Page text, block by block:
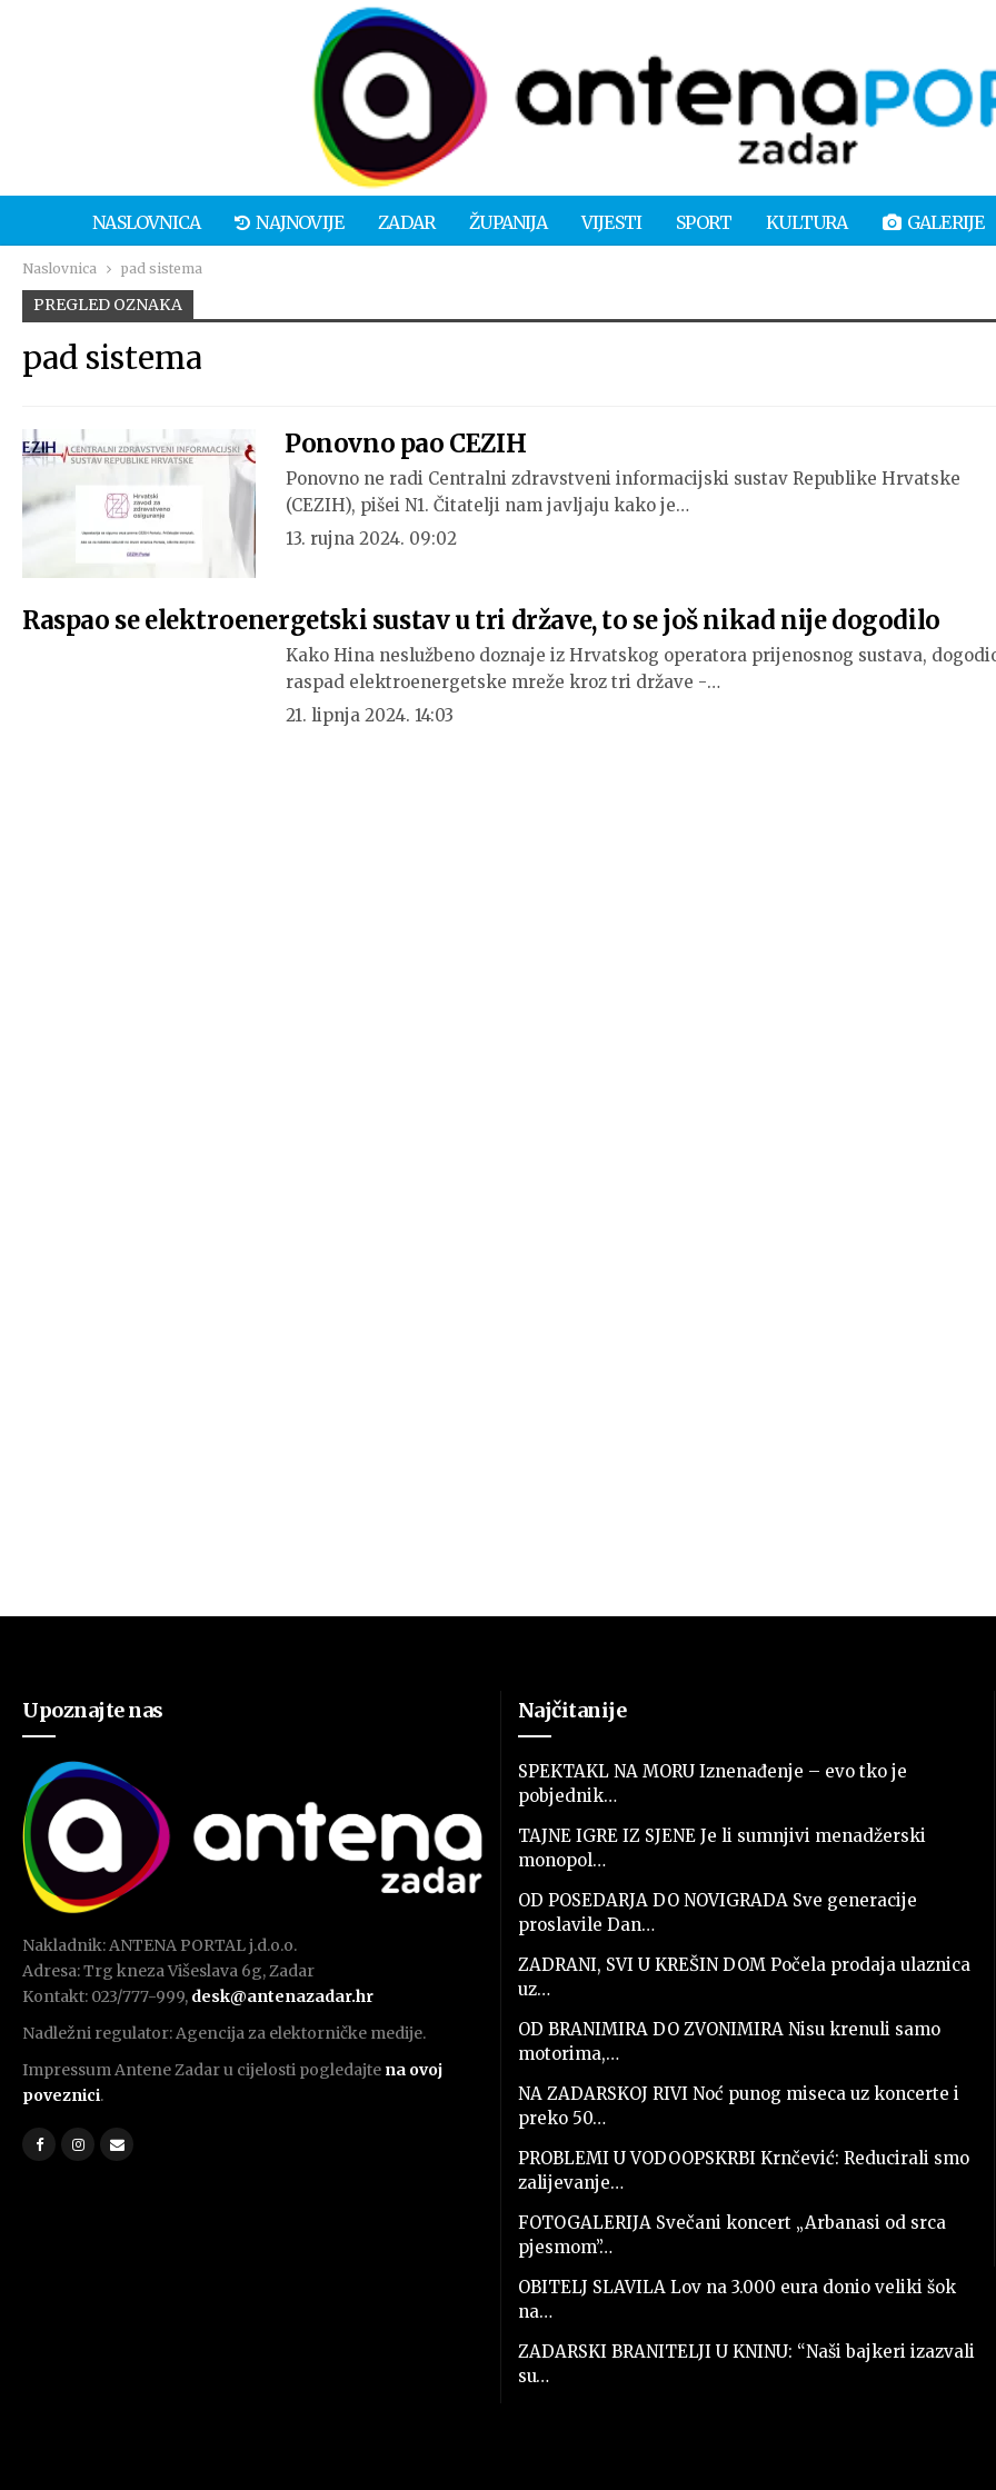
NASLOVNICA NAJNOVIJE ZADAR ŽUPANIJA VIJESTI SPORT KULTURA GALERIJE
Naslovnica pad sistema
PREGLED OZNAKA
pad sistema
Ponovno pao CEZIH
Ponovno ne radi Centralni zdravstveni informacijski sustav Republike Hrvatske
(CEZIH), pišei N1. Čitatelji nam javljaju kako je…
13. rujna 2024. 09:02
Raspao se elektroenergetski sustav u tri države, to se još nikad nije dogodilo
Kako Hina neslužbeno doznaje iz Hrvatskog operatora prijenosnog sustava,
raspad elektroenergetske mreže kroz tri države -…
21. lipnja 2024. 14:03
Upoznajte nas
Nakladnik: ANTENA PORTAL j.d.o.o.
Adresa: Trg kneza Višeslava 6g, Zadar
Kontakt: 023/777-999, desk@antenazadar.hr
Nadležni regulator: Agencija za elektorničke medije.
Impressum Antene Zadar u cijelosti pogledajte na ovoj
poveznici.
Najčitanije
SPEKTAKL NA MORU Iznenađenje – evo tko je
pobjednik…
TAJNE IGRE IZ SJENE Je li sumnjivi menadžerski
monopol…
OD POSEDARJA DO NOVIGRADA Sve generacije
proslavile Dan…
ZADRANI, SVI U KREŠIN DOM Počela prodaja ulaznica
uz…
OD BRANIMIRA DO ZVONIMIRA Nisu krenuli samo
motorima,…
NA ZADARSKOJ RIVI Noć punog miseca uz koncerte i
preko 50…
PROBLEMI U VODOOPSKRBI Krnčević: Reducirali smo
zalijevanje…
FOTOGALERIJA Svečani koncert „Arbanasi od srca
pjesmom”…
OBITELJ SLAVILA Lov na 3.000 eura donio veliki šok
na…
ZADARSKI BRANITELJI U KNINU: “Naši bajkeri izazvali
su…